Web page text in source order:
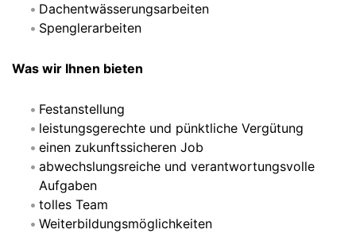
Dachentwässerungsarbeiten
Spenglerarbeiten
Was wir Ihnen bieten
Festanstellung
leistungsgerechte und pünktliche Vergütung
einen zukunftssicheren Job
abwechslungsreiche und verantwortungsvolle
Aufgaben
tolles Team
Weiterbildungsmöglichkeiten